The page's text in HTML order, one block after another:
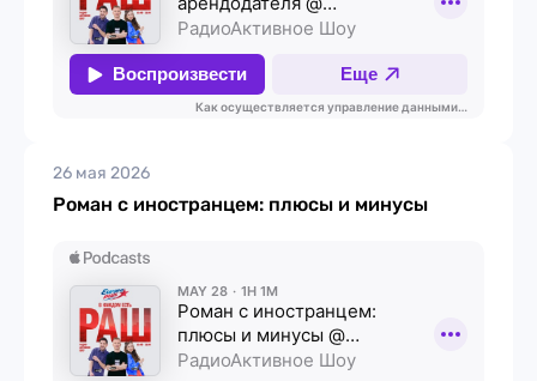
26 мая 2026
Роман с иностранцем: плюсы и минусы